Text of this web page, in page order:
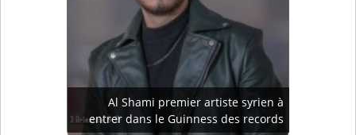
Al Shami premier artiste syrien à
entrer dans le Guinness des records